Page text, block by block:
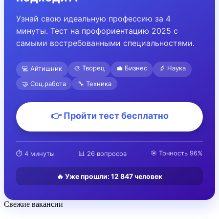
Узнай свою идеальную профессию за 4
минуты. Тест на профориентацию 2025 с
самыми востребованными специальностями.
💻 Айтишник 🎨 Творец 💼 Бизнес
🔬 Наука
🤝 Соц.работа
🔧 Техника
👉 Пройти тест бесплатно
⏱️ 4 минуты 📊 26 вопросов 🎯 Точность 96%
🔥 Уже прошли:12 847человек
Свежие вакансии